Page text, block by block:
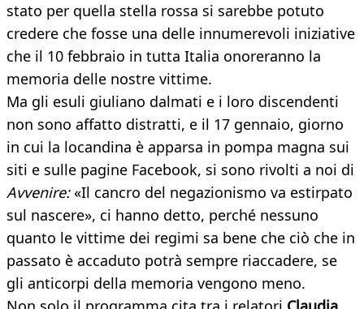
stato per quella stella rossa si sarebbe potuto
credere che fosse una delle innumerevoli iniziative
che il 10 febbraio in tutta Italia onoreranno la
memoria delle nostre vittime.
Ma gli esuli giuliano dalmati e i loro discendenti
non sono affatto distratti, e il 17 gennaio, giorno
in cui la locandina è apparsa in pompa magna sui
siti e sulle pagine Facebook, si sono rivolti a noi di
Avvenire:«Il cancro del negazionismo va estirpato
sul nascere», ci hanno detto, perché nessuno
quanto le vittime dei regimi sa bene che ciò che in
passato è accaduto potrà sempre riaccadere, se
gli anticorpi della memoria vengono meno.